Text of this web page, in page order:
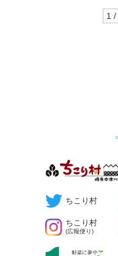
1 /
ちこり村
ちこり村
(広報便り)